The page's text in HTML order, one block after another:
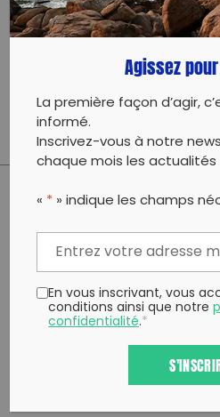
Rendez-vous chaque
des escaliers qui descendent à
Bienvenue à toutes et tous !
PARTAGER CET ARTICLE:
Copy to clipboard
Agissez
La première façon d’agir,
informé.
Inscrivez-vous à notre
chaque mois les actualités
« * » indique les champs
En vous inscrivant, vous
conditions ainsi que notre
confidentialité.*